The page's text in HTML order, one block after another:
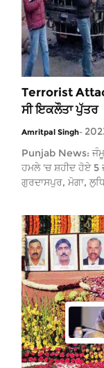
Terrorist
ਸੀ ਇਕਲੌਤਾ ਪੁੱਤਰ
Amritpal Singh-
Punjab News:
ਹਮਲੇ 'ਚ ਸ਼ਹੀਦ ਹੋਏ 5
ਗੁਰਦਾਸਪੁਰ, ਮੋਗਾ,